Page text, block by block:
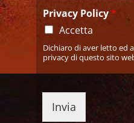
Privacy Policy *
Accetta
Dichiaro di aver letto ed
privacy di questo sito
Invia